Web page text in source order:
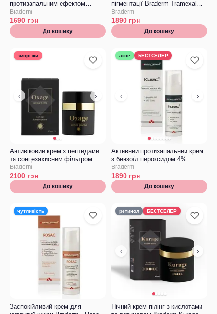
протизапальним ефектом
Braderm Azn Cream
Braderm
1690 грн
До кошику
пігментації Braderm Tramexal
Cream
Braderm
1890 грн
До кошику
зморшки
‹ ›
Антивіковий крем з пептидами
та сонцезахисним фільтром
Braderm Oxage Cream, spf 30
Braderm
2100 грн
До кошику
акне БЕСТСЕЛЕР
‹ ›
Активний протизапальний крем
з бензоїл пероксидом 4%
Braderm Kurac Cream
Braderm
1890 грн
До кошику
чутливість
Заспокійливий крем для
ретинол БЕСТСЕЛЕР
‹ ›
Нічний крем-пілінг з кислотами